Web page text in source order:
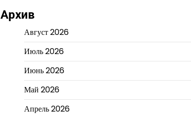
Архив
Август 2026
Июль 2026
Июнь 2026
Май 2026
Апрель 2026